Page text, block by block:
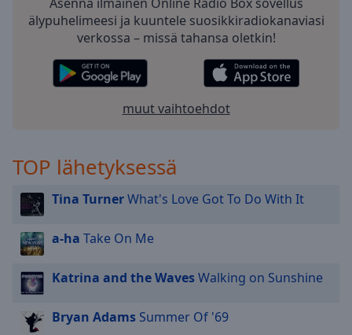
älypuhelimeesi ja kuuntele suosikkiradiokanaviasi
verkossa – missä tahansa oletkin!
muut vaihtoehdot
TOP lähetyksessä
Tina TurnerWhat's Love Got To Do With It
a-ha Take On Me
Katrina and the WavesWalking on Sunshine
Bryan Adams Summer Of '69